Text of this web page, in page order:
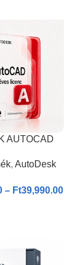
AUTOCAD
I
, AutoDesk
– Ft39,990.00